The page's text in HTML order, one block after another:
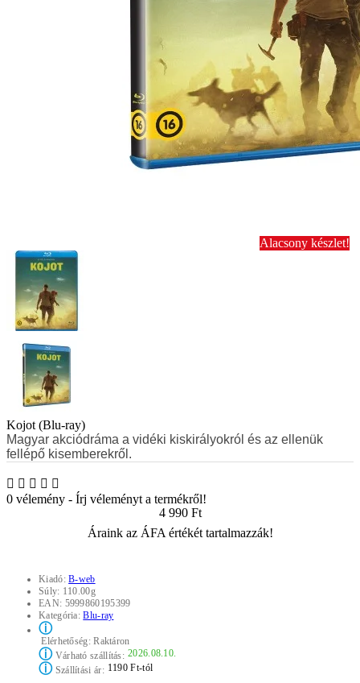
Alacsony készlet!
Kojot (Blu-ray)
Magyar akciódráma a vidéki kiskirályokról és az ellenük
fellépő kisemberekről.
0 vélemény - Írj véleményt a termékről!
4 990 Ft
Áraink az ÁFA értékét tartalmazzák!
Kiadó:B-web
Súly: 110.00g
EAN: 5999860195399
Kategória:Blu-ray
ⓘ
Elérhetőség:Raktáron
ⓘVárható szállítás: 2026.08.10.
ⓘSzállítási ár: 1190 Ft-tól